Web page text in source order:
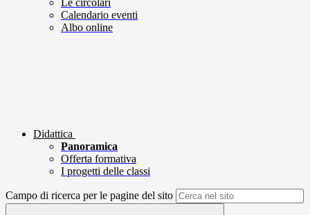
Le circolari
Calendario eventi
Albo online
Didattica
Panoramica
Offerta formativa
I progetti delle classi
Campo di ricerca per le pagine del sito